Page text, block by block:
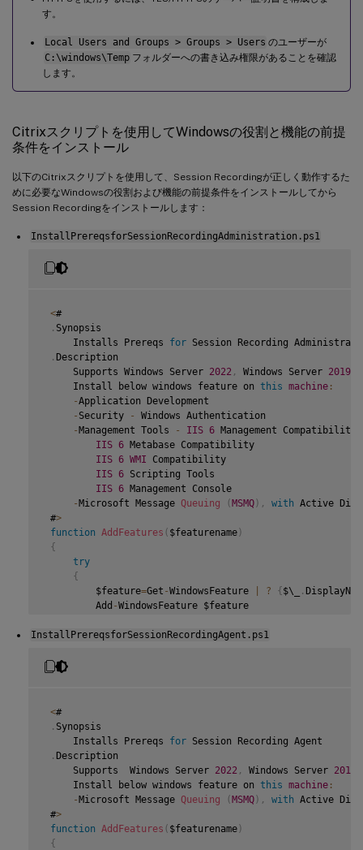
す。
Local Users and Groups > Groups > Users のユーザーが
C:\windows\Temp フォルダーへの書き込み権限があることを確認
します。
Citrixスクリプトを使用してWindowsの役割と機能の前提
条件をインストール
以下のCitrixスクリプトを使用して、Session Recordingが正しく動作するた
めに必要なWindowsの役割および機能の前提条件をインストールしてから
Session Recordingをインストールします：
InstallPrereqsforSessionRecordingAdministration.ps1
<#
. Synopsis
     Installs Prereqs
for Session Recording
. Description
     Supports Windows Server
2022 , Windows Server 2019
     Install below windows feature on
this machine :
-Application Development
- Security -
Windows Authentication
-Management Tools - IIS 6 Management Compatibility
IIS 6 Metabase Compatibility
IIS 6 WMI Compatibility
IIS 6 Scripting Tools
IIS 6 Management Console
-Microsoft Message Queuing (MSMQ) , with Active
#>
function AddFeatures ( $featurename)
{
try
{
         $feature
=Get -WindowsFeature ? {$\_ .
         Add
-WindowsFeature $feature
catch
         Write
     Write
$system = gwmi win32_operatingSystem
-not ( ( $system - Like
'\*Microsoft Windows Server
     Write
     Exit
}
InstallPrereqsforSessionRecordingAgent.ps1
<#
. Synopsis
     Installs Prereqs
for Session Recording Agent
. Description
     Supports  Windows Server
2022 , Windows Server 2019
     Install below windows feature on
this machine :
-Microsoft Message Queuing (MSMQ) , with Active
#>
function AddFeatures ( $featurename)
{